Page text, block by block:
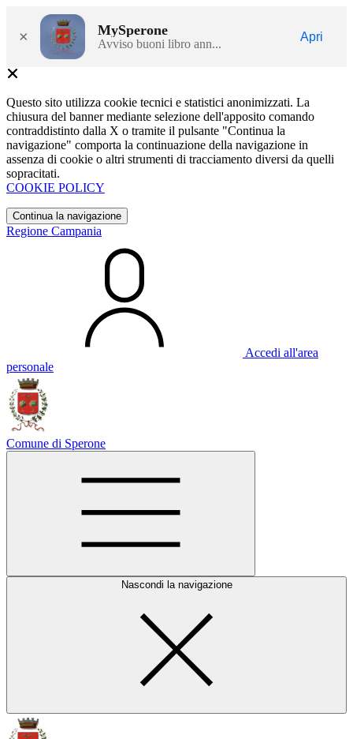
× MySperone
Avviso buoni libro ann...
Apri
Questo sito utilizza cookie tecnici e statistici anonimizzati. La
chiusura del banner mediante selezione dell'apposito comando
contraddistinto dalla X o tramite il pulsante "Continua la
navigazione" comporta la continuazione della navigazione in
assenza di cookie o altri strumenti di tracciamento diversi da quelli
sopracitati.
COOKIE POLICY
Continua la navigazione
Regione Campania
Accedi all'area
personale
Comune di Sperone
Nascondi la navigazione